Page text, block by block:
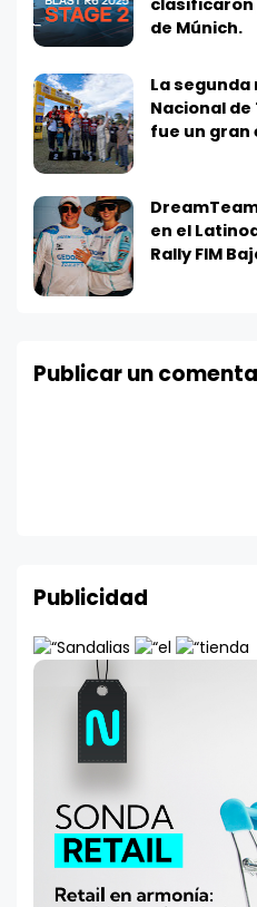
clasificaron
de Múnich.
La
Nacional
fue un gran
en el
Rally FIM
Publicar un
Publicidad